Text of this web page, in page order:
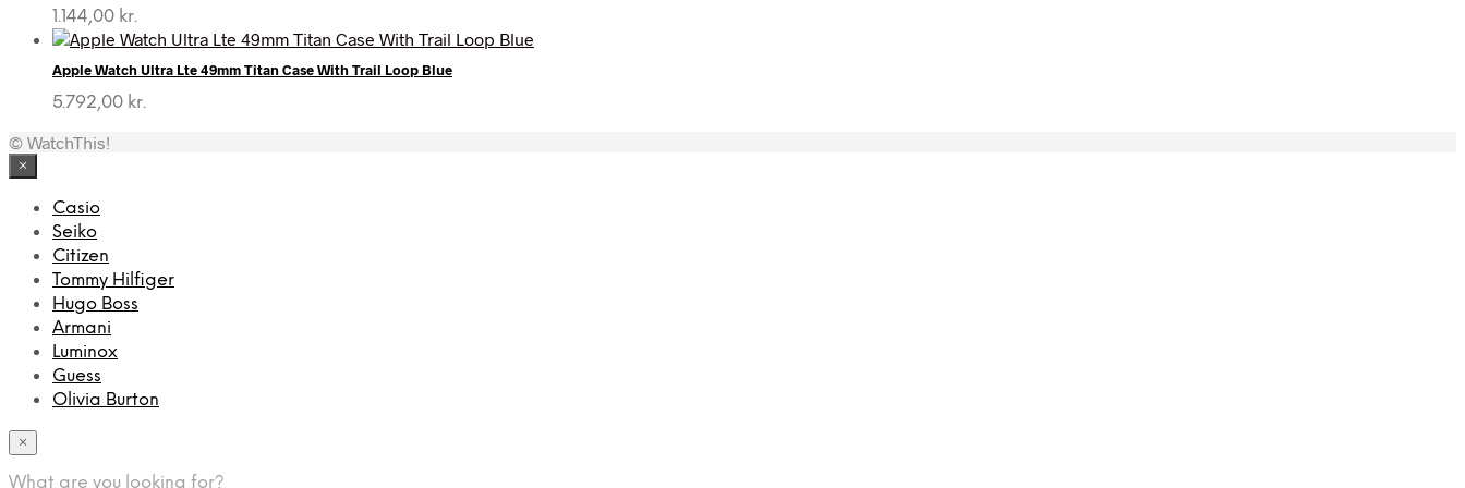
1.144,00 kr.
Apple Watch Ultra Lte 49mm Titan Case With Trail Loop Blue
5.792,00 kr.
© WatchThis!
×
Casio
Seiko
Citizen
Tommy Hilfiger
Hugo Boss
Armani
Luminox
Guess
Olivia Burton
×
What are you looking for?